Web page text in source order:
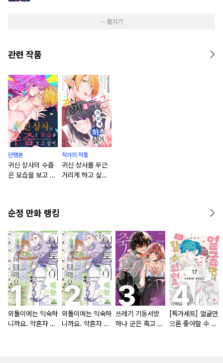
··· 펼치기
관련 작품
단행본
귀신 상사의 수줍
은 모습을 보고 싶
작가의 작품
귀신 상사를 두근
거리게 하고 싶어
순정 만화 랭킹
외톨이에는 익숙하
니까요. 약혼자 방
외톨이에는 익숙하
니까요. 약혼자 방
쓰레기 기둥서방
하나 군은 죽고 싶
[특가세트] 얼굴만
으론 좋아할 수 없